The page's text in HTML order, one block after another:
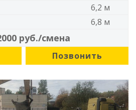
6,2 м
6,8 м
руб./смена
Позвонить